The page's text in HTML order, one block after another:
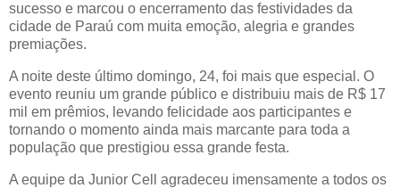
sucesso e marcou o encerramento das festividades da
cidade de Paraú com muita emoção, alegria e grandes
premiações.
A noite deste último domingo, 24, foi mais que especial. O
evento reuniu um grande público e distribuiu mais de R$ 17
mil em prêmios, levando felicidade aos participantes e
tornando o momento ainda mais marcante para toda a
população que prestigiou essa grande festa.
A equipe da Junior Cell agradeceu imensamente a todos os